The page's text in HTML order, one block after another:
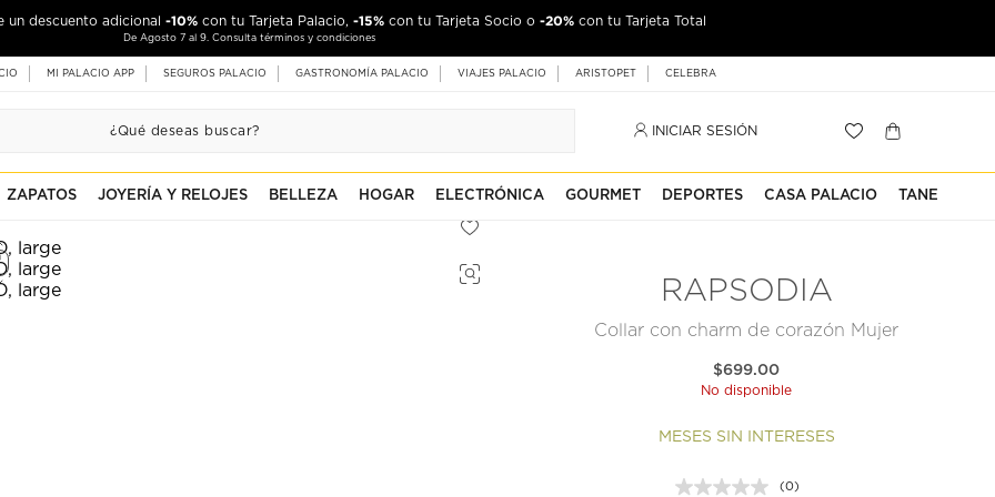
un descuento adicional -10% con tu Tarjeta Palacio, -15% con tu Tarjeta Socio o -20% con tu Tarjeta Total
De Agosto 7 al 9. Consulta términos y condiciones
MI PALACIO APP SEGUROS PALACIO GASTRONOMÍA PALACIO VIAJES PALACIO ARISTOPET CELEBRA
INICIAR SESIÓN
ZAPATOS JOYERÍA Y RELOJES BELLEZA HOGAR ELECTRÓNICA GOURMET DEPORTES CASA PALACIO TANE
RAPSODIA
Collar con charm de corazón Mujer
$699.00
No disponible
MESES SIN INTERESES
(0)